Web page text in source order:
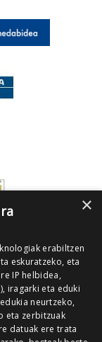
×
erabiltzen
eskuratzeko, eta
IP helbidea,
iragarki eta eduki
neurtzeko,
eta zerbitzuak
datuak ere trata